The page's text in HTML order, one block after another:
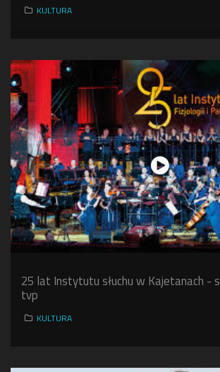
KULTURA
25 lat Instytutu słuchu w Kajetanach -
tvp
KULTURA